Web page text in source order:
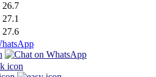
26.7
27.1
27.6